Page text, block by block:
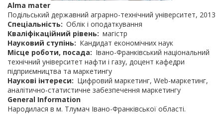
Alma mater
Подільський державний аграрно-технічний університет, 2013
Спеціальність
Облік і оподаткування
Кваліфікаційний рівень
магістр
Науковий ступінь
Кандидат економічних наук
Місце роботи, посада
Івано-Франківський національний
технічний університет нафти і газу, доцент кафедри
підприємництва та маркетингу
Наукові інтереси
Цифровий маркетинг, Web-маркетинг,
аналітично-статистичне забезпечення маркетингу
General Information
Народилася в м. Тлумач Івано-Франківської області.